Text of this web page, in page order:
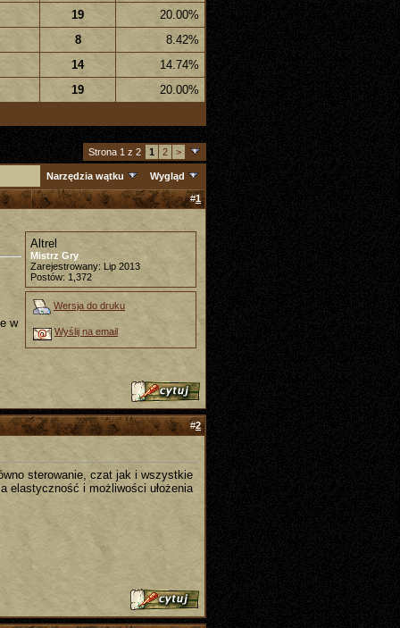
19
20.00%
8
8.42%
14
14.74%
19
20.00%
Strona 1 z 2 1 2 >
Narzędzia wątku Wygląd
#1
w
Altrel
Mistrz Gry
Zarejestrowany: Lip 2013
Postów: 1,372
Wersja do druku
Wyślij na email
#2
sterowanie, czat jak i wszystkie
elastyczność i możliwości ułożenia